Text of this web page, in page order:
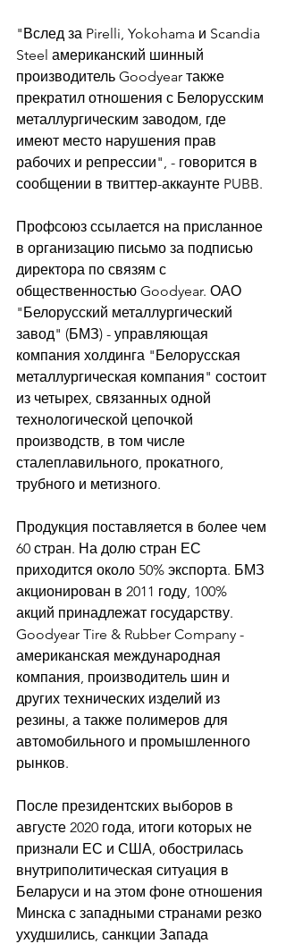
"Вслед за Pirelli, Yokohama и Scandia
Steel американский шинный
производитель Goodyear также
прекратил отношения с Белорусским
металлургическим заводом, где
имеют место нарушения прав
рабочих и репрессии", - говорится в
сообщении в твиттер-аккаунте PUBB.
Профсоюз ссылается на присланное
в организацию письмо за подписью
директора по связям с
общественностью Goodyear. ОАО
"Белорусский металлургический
завод" (БМЗ) - управляющая
компания холдинга "Белорусская
металлургическая компания" состоит
из четырех, связанных одной
технологической цепочкой
производств, в том числе
сталеплавильного, прокатного,
трубного и метизного.
Продукция поставляется в более чем
60 стран. На долю стран ЕС
приходится около 50% экспорта. БМЗ
акционирован в 2011 году, 100%
акций принадлежат государству.
Goodyear Tire & Rubber Company -
американская международная
компания, производитель шин и
других технических изделий из
резины, а также полимеров для
автомобильного и промышленного
рынков.
После президентских выборов в
августе 2020 года, итоги которых не
признали ЕС и США, обострилась
внутриполитическая ситуация в
Беларуси и на этом фоне отношения
Минска с западными странами резко
ухудшились, санкции Запада